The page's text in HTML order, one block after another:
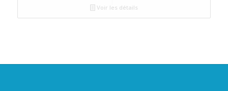
Voir les détails